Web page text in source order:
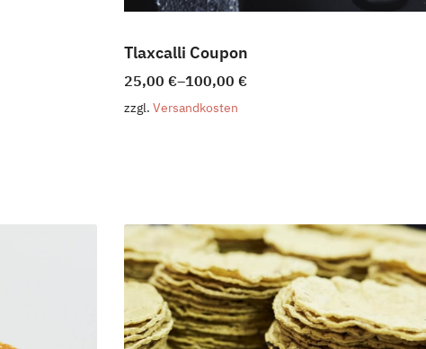
Tlaxcalli Coupon
25,00€–100,00€
zzgl.Versandkosten